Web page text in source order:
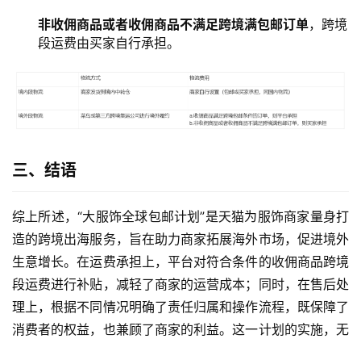
非收佣商品或者收佣商品不满足跨境满包邮订单，跨境
段运费由买家自行承担。
三、结语
综上所述，“大服饰全球包邮计划”是天猫为服饰商家量身打
造的跨境出海服务，旨在助力商家拓展海外市场，促进境外
生意增长。在运费承担上，平台对符合条件的收佣商品跨境
段运费进行补贴，减轻了商家的运营成本；同时，在售后处
理上，根据不同情况明确了责任归属和操作流程，既保障了
消费者的权益，也兼顾了商家的利益。这一计划的实施，无